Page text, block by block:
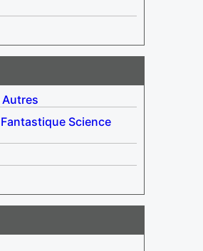
Autres
Fantastique Science